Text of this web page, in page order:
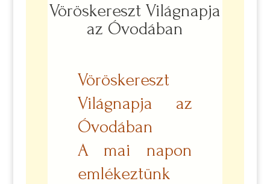
Vöröskereszt Világnapja
az Óvodában
Vöröskereszt
Világnapja az
Óvodában
A mai napon
emlékeztünk